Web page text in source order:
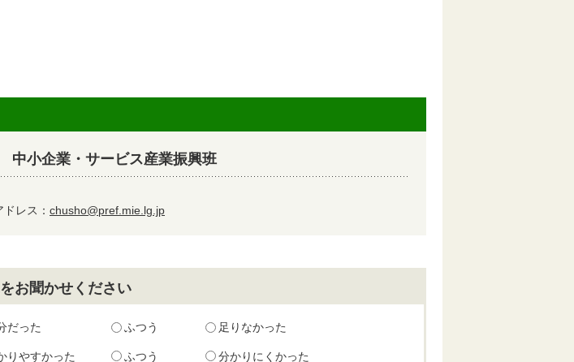
小企業・サービス産業振興班
ドレス： chusho@pref.mie.lg.jp
お聞かせください
だった ふつう 足りなかった
りやすかった ふつう 分かりにくかった